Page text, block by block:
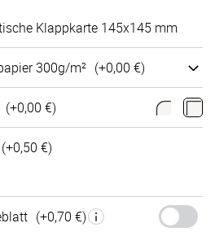
Klappkarte 145x145 mm
300g/m² (+0,00 €)
(+0,00 €)
(+0,50 €)
(+0,70 €)